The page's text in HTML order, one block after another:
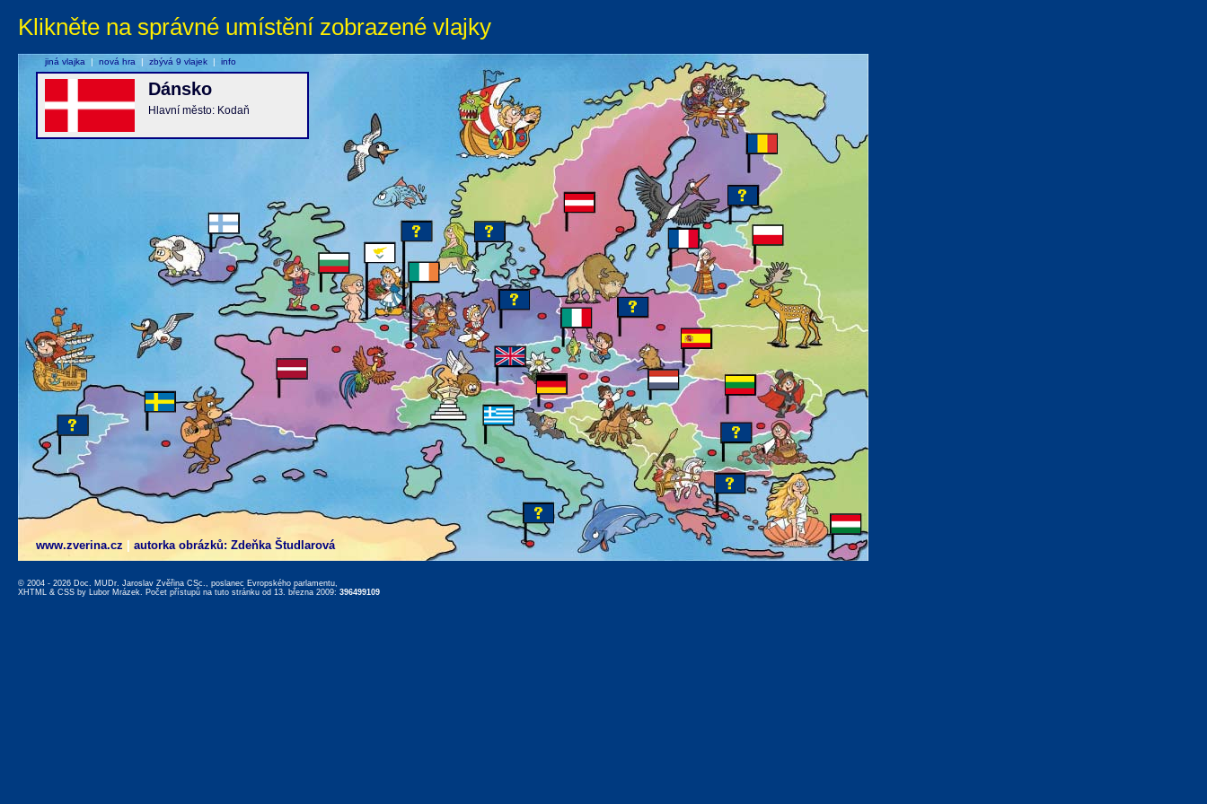
Klikněte na správné umístění zobrazené vlajky
www.zverina.cz autorka obrázků: Zdeňka Študlarová
Dánsko
Hlavní město: Kodaň
jiná vlajka | nová hra | zbývá 9 vlajek | info
© 2004 - 2026 Doc. MUDr. Jaroslav Zvěřina CSc., poslanec Evropského parlamentu,
XHTML & CSS by Lubor Mrázek. Počet přístupů na tuto stránku od 13. března 2009: 396499109